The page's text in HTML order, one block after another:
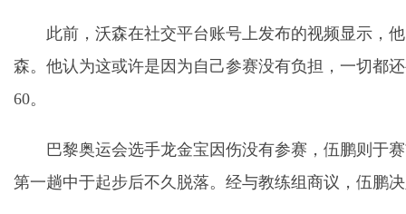
此前，沃森在社交平台账号上发布的视频显示，
森。他认为这或许是因为自己参赛没有负担，一切都
60。
巴黎奥运会选手龙金宝因伤没有参赛，伍鹏则于
第一趟中于起步后不久脱落。经与教练组商议，伍鹏